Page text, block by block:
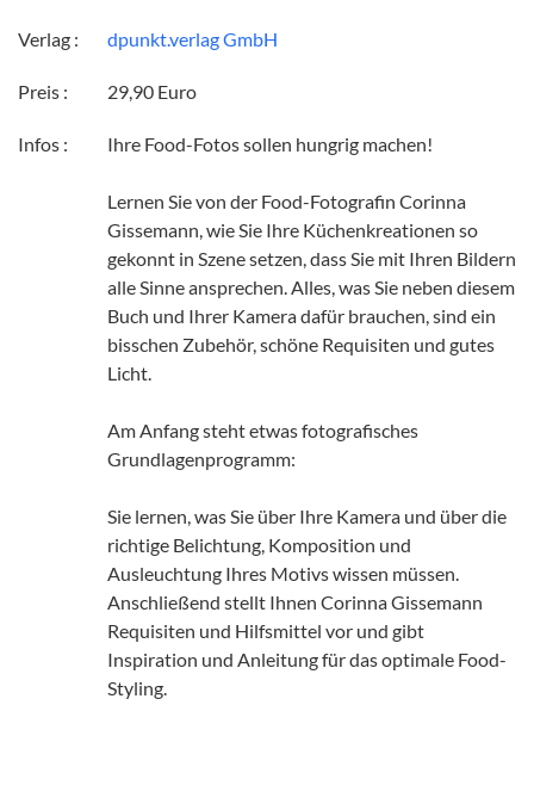
Verlag : dpunkt.verlag GmbH
Preis : 29,90 Euro
Infos : Ihre Food-Fotos sollen hungrig machen!
Lernen Sie von der Food-Fotografin Corinna
Gissemann, wie Sie Ihre Küchenkreationen so
gekonnt in Szene setzen, dass Sie mit Ihren Bildern
alle Sinne ansprechen. Alles, was Sie neben diesem
Buch und Ihrer Kamera dafür brauchen, sind ein
bisschen Zubehör, schöne Requisiten und gutes
Licht.
Am Anfang steht etwas fotografisches
Grundlagenprogramm:
Sie lernen, was Sie über Ihre Kamera und über die
richtige Belichtung, Komposition und
Ausleuchtung Ihres Motivs wissen müssen.
Anschließend stellt Ihnen Corinna Gissemann
Requisiten und Hilfsmittel vor und gibt
Inspiration und Anleitung für das optimale Food-
Styling.